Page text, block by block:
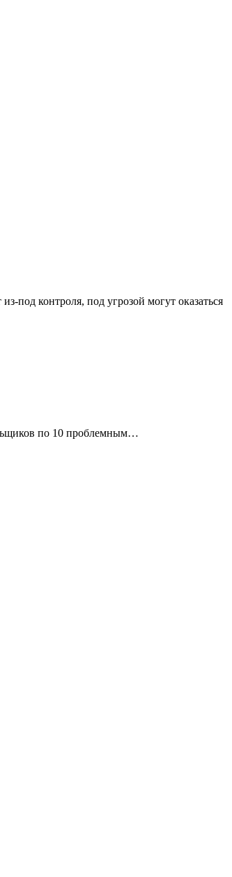
под контроля, под угрозой могут оказаться
по 10 проблемным…